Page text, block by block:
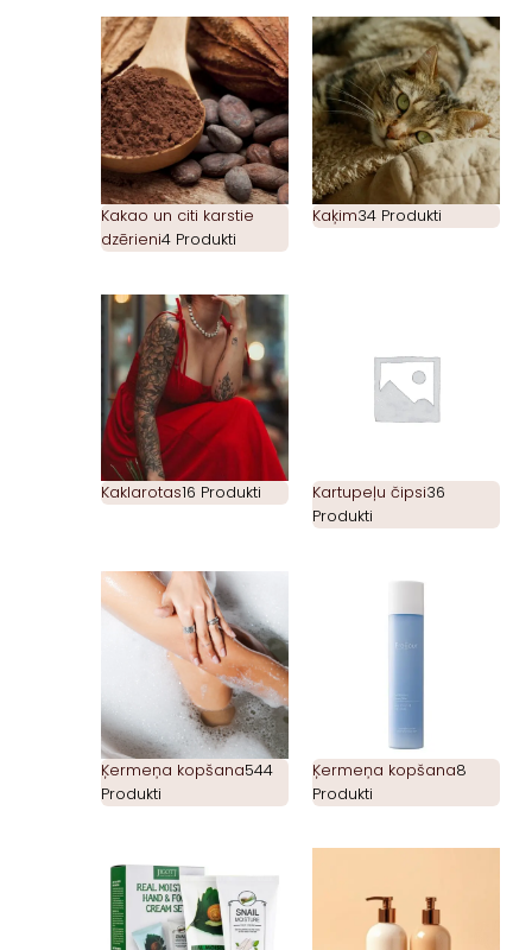
Kakao un citi karstie
dzērieni4 Produkti
Kaķim34 Produkti
Kaklarotas16 Produkti Kartupeļu čipsi36
Produkti
Ķermeņa kopšana544
Produkti
Ķermeņa kopšana8
Produkti